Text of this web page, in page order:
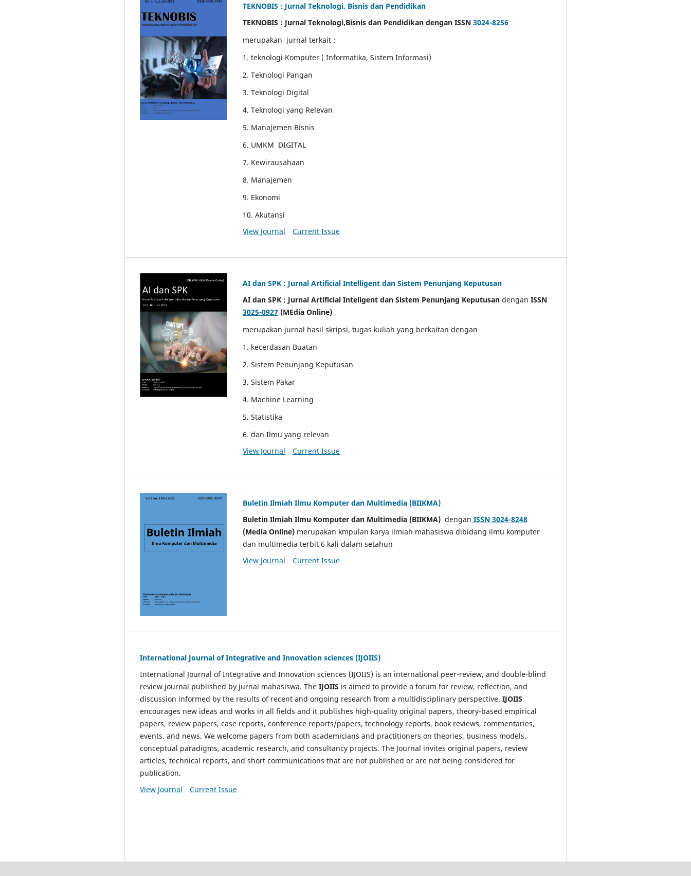
TEKNOBIS : Jurnal Teknologi, Bisnis dan Pendidikan
TEKNOBIS : Jurnal Teknologi,Bisnis dan Pendidikan dengan ISSN 3024-8256
merupakan jurnal terkait :
1. teknologi Komputer ( Informatika, Sistem Informasi)
2. Teknologi Pangan
3. Teknologi Digital
4. Teknologi yang Relevan
5. Manajemen Bisnis
6. UMKM DIGITAL
7. Kewirausahaan
8. Manajemen
9. Ekonomi
10. Akutansi
View Journal
Current Issue
AI dan SPK : Jurnal Artificial Intelligent dan Sistem Penunjang Keputusan
AI dan SPK : Jurnal Artificial Inteligent dan Sistem Penunjang Keputusan dengan ISSN
3025-0927 (MEdia Online)
merupakan jurnal hasil skripsi, tugas kuliah yang berkaitan dengan
1. kecerdasan Buatan
2. Sistem Penunjang Keputusan
3. Sistem Pakar
4. Machine Learning
5. Statistika
6. dan Ilmu yang relevan
View Journal
Current Issue
Buletin Ilmiah Ilmu Komputer dan Multimedia (BIIKMA)
Buletin Ilmiah Ilmu Komputer dan Multimedia (BIIKMA) dengan ISSN 3024-8248
(Media Online) merupakan kmpulan karya ilmiah mahasiswa dibidang ilmu komputer
dan multimedia terbit 6 kali dalam setahun
View Journal
Current Issue
International Journal of Integrative and Innovation sciences (IJOIIS)
International Journal of Integrative and Innovation sciences (IJOIIS) is an international peer-review, and double-blind
review journal published by jurnal mahasiswa. The IJOIIS is aimed to provide a forum for review, reflection, and
discussion informed by the results of recent and ongoing research from a multidisciplinary perspective. IJOIIS
encourages new ideas and works in all fields and it publishes high-quality original papers, theory-based empirical
papers, review papers, case reports, conference reports/papers, technology reports, book reviews, commentaries,
events, and news. We welcome papers from both academicians and practitioners on theories, business models,
conceptual paradigms, academic research, and consultancy projects. The Journal invites original papers, review
articles, technical reports, and short communications that are not published or are not being considered for
publication.
View Journal
Current Issue